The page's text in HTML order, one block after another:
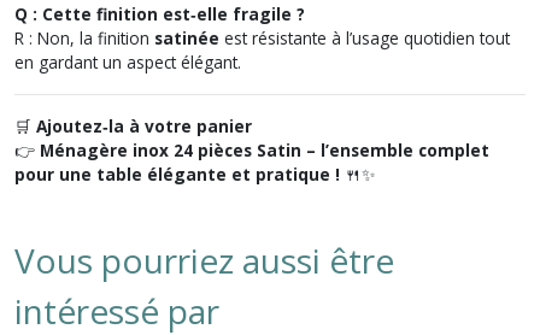
Q : Cette finition est‑elle fragile ?
R : Non, la finition satinée est résistante à l’usage quotidien tout
en gardant un aspect élégant.
🛒 Ajoutez‑la à votre panier
👉 Ménagère inox 24 pièces Satin – l’ensemble complet
pour une table élégante et pratique ! 🍴✨
Vous pourriez aussi être
intéressé par